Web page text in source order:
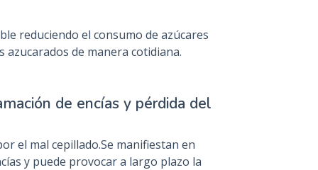
reduciendo el consumo de azúcares
de manera cotidiana.
de encías y pérdida del
el mal cepillado.Se manifiestan en
y puede provocar a largo plazo la